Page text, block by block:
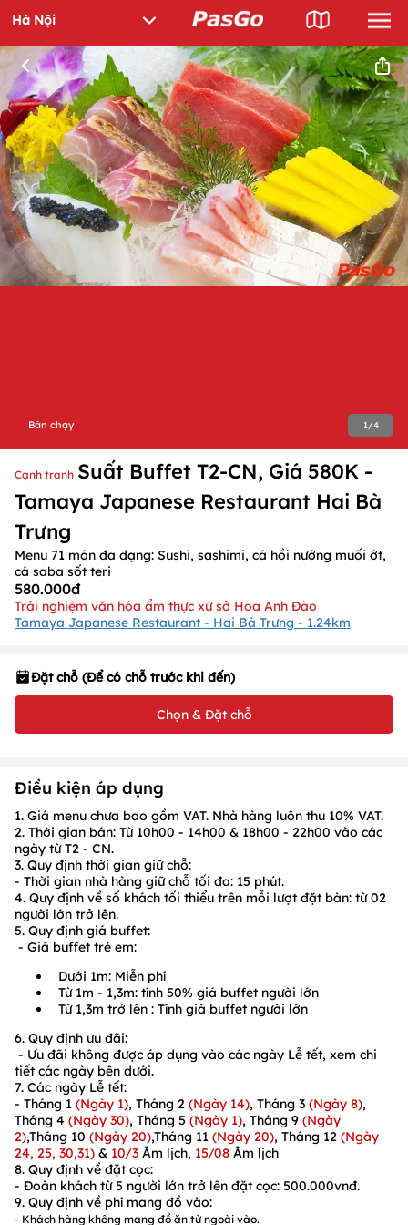
Bán chạy 1/4
Cạnh tranh Suất Buffet T2-CN, Giá 580K -
Tamaya Japanese Restaurant Hai Bà
Trưng
Menu 71 món đa dạng: Sushi, sashimi, cá hồi nướng muối ớt,
cá saba sốt teri
580.000đ
Trải nghiệm văn hóa ẩm thực xứ sở Hoa Anh Đào
Tamaya Japanese Restaurant - Hai Bà Trưng - 1.24km
Đặt chỗ (Để có chỗ trước khi đến)
Chọn & Đặt chỗ
Điều kiện áp dụng
1. Giá menu chưa bao gồm VAT. Nhà hàng luôn thu 10% VAT.
2. Thời gian bán: Từ 10h00 - 14h00 & 18h00 - 22h00 vào các
ngày từT2 - CN.
3. Quy định thời gian giữ chỗ:
- Thời gian nhà hàng giữ chỗ tối đa: 15 phút.
4. Quy định về số khách tối thiểu trên mỗi lượt đặt bàn: từ02
người lớn trở lên.
5. Quy định giá buffet:
- Giá buffet trẻ em:
Dưới 1m: Miễn phí
Từ 1m - 1,3m: tính 50% giá buffet người lớn
Từ 1,3m trở lên : Tính giá buffet người lớn
6. Quy định ưu đãi:
- Ưu đãi không được áp dụng vào các ngày Lễ tết, xem chi
tiết các ngày bên dưới.
7. Các ngày Lễ tết:
- Tháng 1 (Ngày 1), Tháng 2 (Ngày 14), Tháng 3 (Ngày 8),
Tháng 4 (Ngày 30), Tháng 5 (Ngày 1), Tháng 9 (Ngày
2),Tháng 10 (Ngày 20),Tháng 11 (Ngày 20), Tháng 12 (Ngày
24, 25, 30,31) & 10/3 Âm lịch, 15/08 Âm lịch
8. Quy định về đặt cọc:
- Đoàn khách từ 5 người lớn trở lên đặt cọc: 500.000vnđ.
9. Quy định về phí mang đồ vào:
- Khách hàng không mang đồ ăn từ ngoài vào.